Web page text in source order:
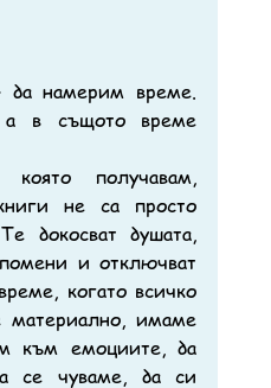
намерим време.
а в същото време
която получавам,
не са просто
докосват душата,
и отключват
когато всичко
материално, имаме
към емоциите, да
се чуваме, да си